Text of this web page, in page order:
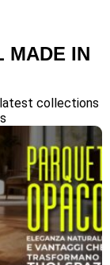
MADE IN
collections